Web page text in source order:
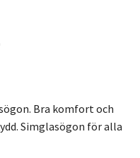
Bra komfort och
Simglasögon för alla